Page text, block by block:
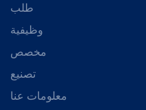
طلب
وظيفية
مخصص
تصنيع
معلومات عنا